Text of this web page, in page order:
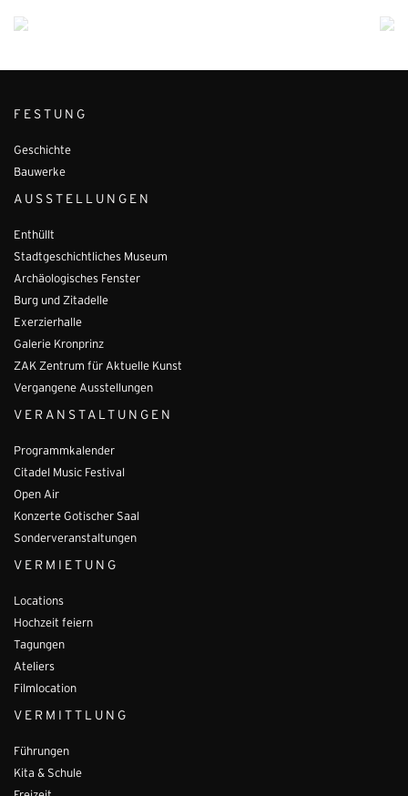
FESTUNG
Geschichte
Bauwerke
AUSSTELLUNGEN
Enthüllt
Stadtgeschichtliches Museum
Archäologisches Fenster
Burg und Zitadelle
Exerzierhalle
Galerie Kronprinz
ZAK Zentrum für Aktuelle Kunst
Vergangene Ausstellungen
VERANSTALTUNGEN
Programmkalender
Citadel Music Festival
Open Air
Konzerte Gotischer Saal
Sonderveranstaltungen
VERMIETUNG
Locations
Hochzeit feiern
Tagungen
Ateliers
Filmlocation
VERMITTLUNG
Führungen
Kita & Schule